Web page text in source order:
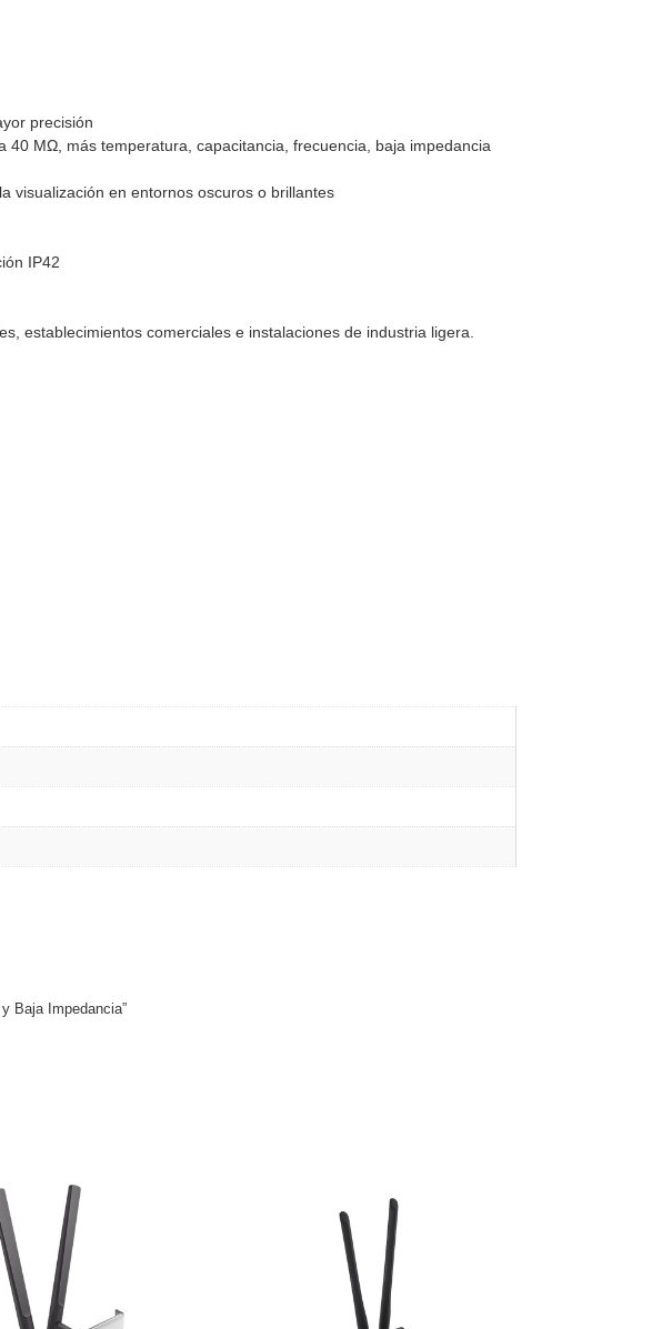
precisión
MΩ, más temperatura, capacitancia, frecuencia, baja impedancia
visualización en entornos oscuros o brillantes
IP42
establecimientos comerciales e instalaciones de industria ligera.
Baja Impedancia”